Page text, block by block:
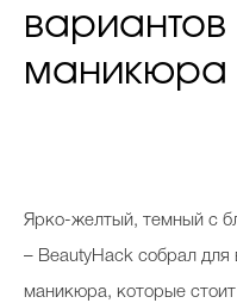
маникюра
Ярко-желтый, темный с
– BeautyHack собрал для
маникюра, которые